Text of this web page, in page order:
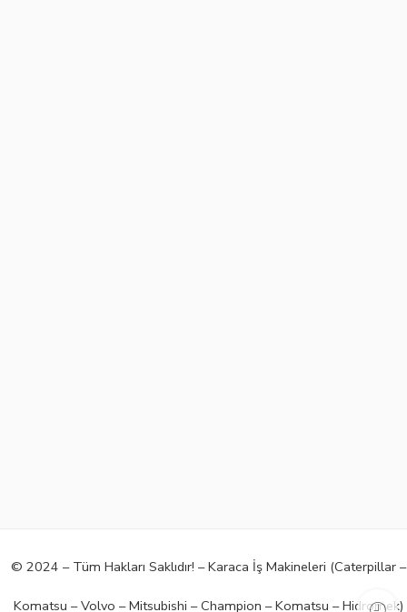
© 2024 – Tüm Hakları Saklıdır! – Karaca İş Makineleri (Caterpillar –
Komatsu – Volvo – Mitsubishi – Champion – Komatsu – Hidromek)